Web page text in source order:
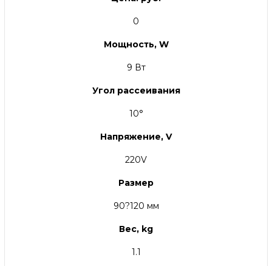
0
Мощность, W
9 Вт
Угол рассеивания
10°
Напряжение, V
220V
Размер
90?120 мм
Вес, kg
1.1